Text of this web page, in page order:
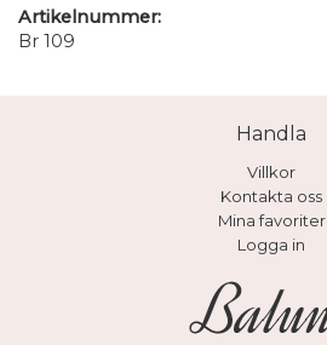
Artikelnummer:
Br 109
Handla
Villkor
Kontakta oss
Mina favoriter
Logga in